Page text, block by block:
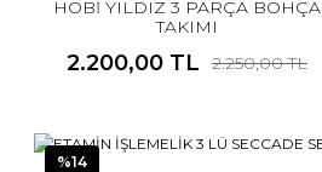
HOBİ YILDIZ 3 PARÇA BOHÇA
TAKIMI
2.200,00 TL 2.250,00 TL
%14